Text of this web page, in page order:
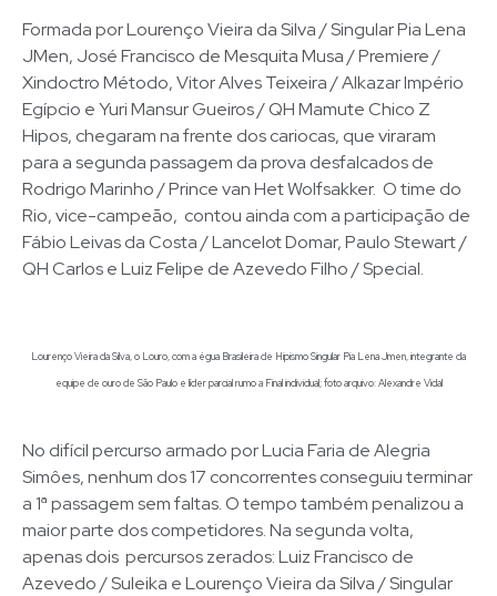
Formada por Lourenço Vieira da Silva / Singular Pia Lena
JMen, José Francisco de Mesquita Musa / Premiere /
Xindoctro Método, Vitor Alves Teixeira / Alkazar Império
Egípcio e Yuri Mansur Gueiros / QH Mamute Chico Z
Hipos, chegaram na frente dos cariocas, que viraram
para a segunda passagem da prova desfalcados de
Rodrigo Marinho / Prince van Het Wolfsakker. O time do
Rio, vice-campeão, contou ainda com a participação de
Fábio Leivas da Costa / Lancelot Domar, Paulo Stewart /
QH Carlos e Luiz Felipe de Azevedo Filho / Special.
Lourenço Vieira da Silva, o Louro, com a égua Brasileira de Hipismo Singular Pia Lena Jmen, integrante da
equipe de ouro de São Paulo e líder parcial rumo a Final individual; foto arquivo: Alexandre Vidal
No difícil percurso armado por Lucia Faria de Alegria
Simôes, nenhum dos 17 concorrentes conseguiu terminar
a 1ª passagem sem faltas. O tempo também penalizou a
maior parte dos competidores. Na segunda volta,
apenas dois percursos zerados: Luiz Francisco de
Azevedo / Suleika e Lourenço Vieira da Silva / Singular